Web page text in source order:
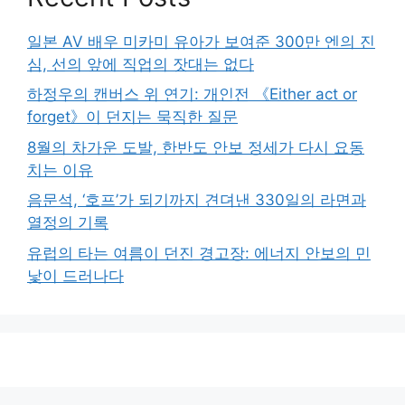
일본 AV 배우 미카미 유아가 보여준 300만 엔의 진
심, 선의 앞에 직업의 잣대는 없다
하정우의 캔버스 위 연기: 개인전 《Either act or
forget》이 던지는 묵직한 질문
8월의 차가운 도발, 한반도 안보 정세가 다시 요동
치는 이유
음문석, ‘호프’가 되기까지 견뎌낸 330일의 라면과
열정의 기록
유럽의 타는 여름이 던진 경고장: 에너지 안보의 민
낯이 드러나다